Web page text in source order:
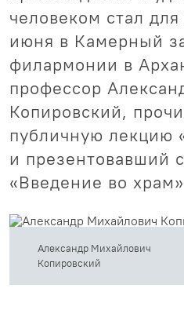
человеком стал
июня в Камерный
филармонии в
профессор
Копировский,
публичную лекцию
и презентовавший
«Введение во храм»
Александр Михайлович
Копировский